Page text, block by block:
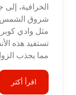
الخرافية،
شروق الشمس.
مثل وادي
تستفيد هذه
مما يجذب
اقرأ أكثر